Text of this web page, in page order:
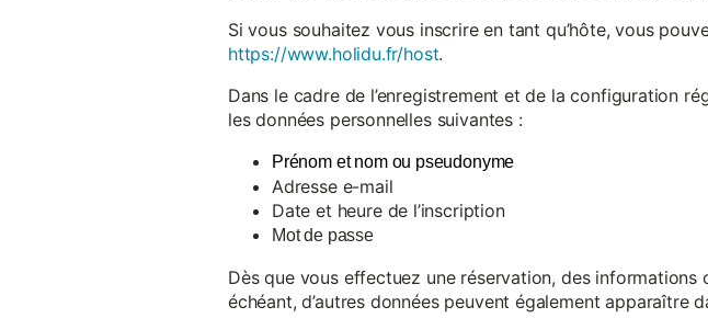
Si vous souhaitez vous inscrire en tant qu’hôte, vous
https://www.holidu.fr/host.
Dans le cadre de l’enregistrement et de la configuration
les données personnelles suivantes :
Prénom et nom ou pseudonyme
Adresse e-mail
Date et heure de l’inscription
Mot de passe
Dès que vous effectuez une réservation, des
échéant, d’autres données peuvent également apparaître